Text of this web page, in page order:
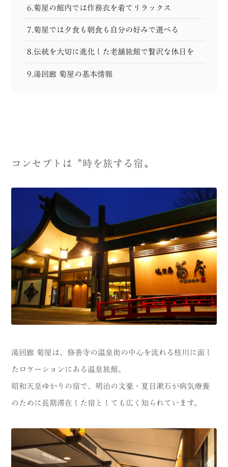
6.菊屋の館内では作務衣を着てリラックス
7.菊屋では夕食も朝食も自分の好みで選べる
8.伝統を大切に進化した老舗旅館で贅沢な休日を
9.湯回廊 菊屋の基本情報
コンセプトは〝時を旅する宿〟
湯回廊 菊屋は、修善寺の温泉街の中心を流れる桂川に面し
たロケーションにある温泉旅館。
昭和天皇ゆかりの宿で、明治の文豪・夏目漱石が病気療養
のために長期滞在した宿としても広く知られています。